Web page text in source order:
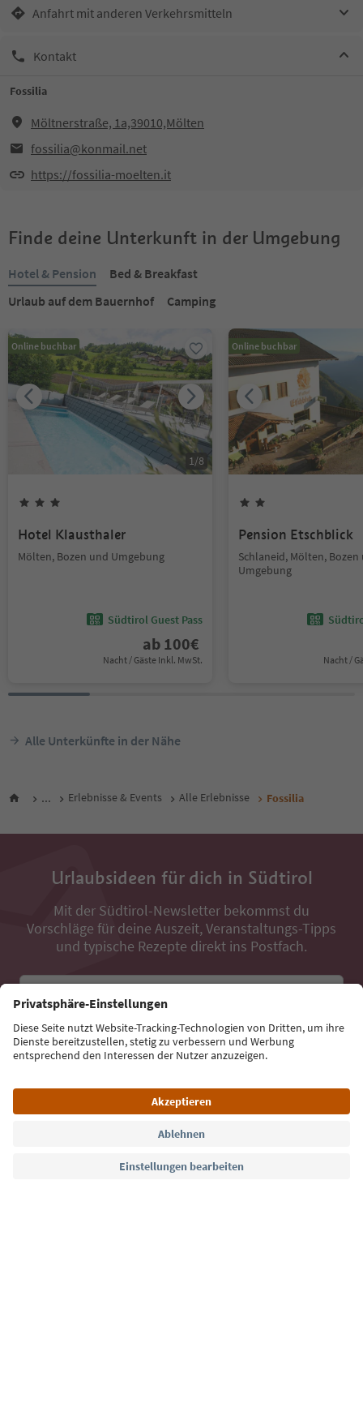
Anfahrt mit anderen Verkehrsmitteln
Kontakt
Fossilia
Möltnerstraße, 1a,39010,Mölten
fossilia@konmail.net
https://fossilia-moelten.it
Finde deine Unterkunft in der Umgebung
Hotel & Pension
Bed & Breakfast
Urlaub auf dem Bauernhof
Camping
Online buchbar
1/8
Hotel Klausthaler
Mölten, Bozen und Umgebung
Südtirol Guest Pass
ab 100€
Nacht / Gäste Inkl. MwSt.
Online buchbar
Pension Etschblick
Schlaneid, Mölten, Bozen
Umgebung
Nacht /
Alle Unterkünfte in der Nähe
... Erlebnisse & Events Alle Erlebnisse Fossilia
Urlaubsideen für dich in Südtirol
Mit der Südtirol-Newsletter bekommst du
Vorschläge für deine Auszeit, Veranstaltungs-Tipps
und typische Rezepte direkt ins Postfach.
Jetzt anmelden